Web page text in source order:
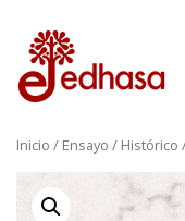
Inicio / Ensayo / Histórico